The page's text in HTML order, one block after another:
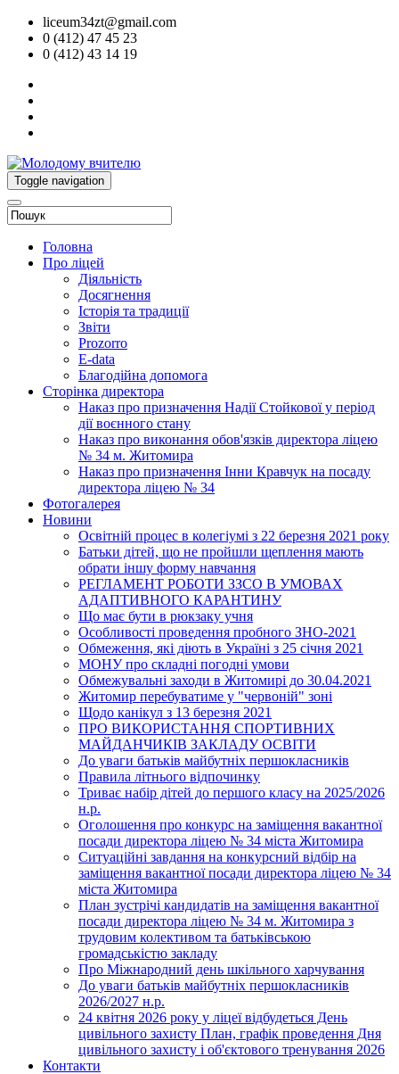
liceum34zt@gmail.com
0 (412) 47 45 23
0 (412) 43 14 19
Toggle navigation
Головна
Про ліцей
Діяльність
Досягнення
Історія та традиції
Звіти
Prozorro
E-data
Благодійна допомога
Сторінка директора
Наказ про призначення Надії Стойкової у період
дії воєнного стану
Наказ про виконання обов'язків директора ліцею
№ 34 м. Житомира
Наказ про призначення Інни Кравчук на посаду
директора ліцею № 34
Фотогалерея
Новини
Освітній процес в колегіумі з 22 березня 2021 року
Батьки дітей, що не пройшли щеплення мають
обрати іншу форму навчання
РЕГЛАМЕНТ РОБОТИ ЗЗСО В УМОВАХ
АДАПТИВНОГО КАРАНТИНУ
Що має бути в рюкзаку учня
Особливості проведення пробного ЗНО-2021
Обмеження, які діють в Україні з 25 січня 2021
МОНУ про складні погодні умови
Обмежувальні заходи в Житомирі до 30.04.2021
Житомир перебуватиме у "червоній" зоні
Щодо канікул з 13 березня 2021
ПРО ВИКОРИСТАННЯ СПОРТИВНИХ
МАЙДАНЧИКІВ ЗАКЛАДУ ОСВІТИ
До уваги батьків майбутніх першокласників
Правила літнього відпочинку
Триває набір дітей до першого класу на 2025/2026
н.р.
Оголошення про конкурс на заміщення вакантної
посади директора ліцею № 34 міста Житомира
Ситуаційні завдання на конкурсний відбір на
заміщення вакантної посади директора ліцею № 34
міста Житомира
План зустрічі кандидатів на заміщення вакантної
посади директора ліцею № 34 м. Житомира з
трудовим колективом та батьківською
громадськістю закладу
Про Міжнародний день шкільного харчування
До уваги батьків майбутніх першокласників
2026/2027 н.р.
24 квітня 2026 року у ліцеї відбудеться День
цивільного захисту План, графік проведення Дня
цивільного захисту і об'єктового тренування 2026
Контакти